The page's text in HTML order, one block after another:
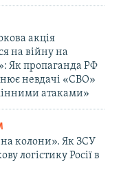
акція
на війну на
Як пропаганда РФ
невдачі «СВО»
атаками»
колони». Як ЗСУ
логістику Росії в